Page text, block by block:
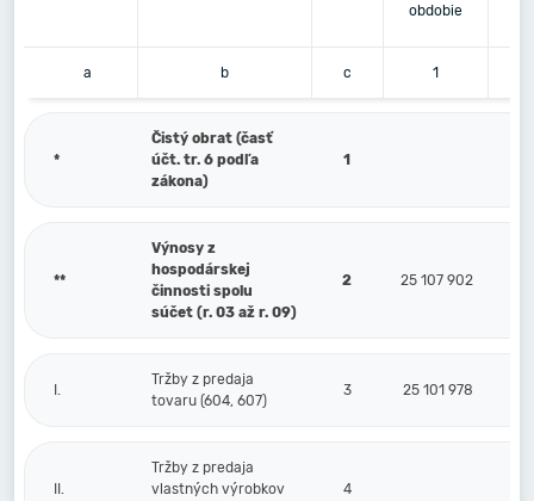
obdobie
a b c 1
*
Čistý obrat (časť
účt. tr. 6 podľa
zákona)
1
**
Výnosy z
hospodárskej
činnosti spolu
súčet (r. 03 až r. 09)
2 25 107 902
I.
Tržby z predaja
tovaru (604, 607)
3 25 101 978
II.
Tržby z predaja
vlastných výrobkov
4